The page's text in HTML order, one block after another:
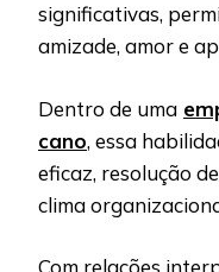
significativas,
amizade, amor e
Dentro de uma
cano, essa
eficaz, resolução
clima
Com relações